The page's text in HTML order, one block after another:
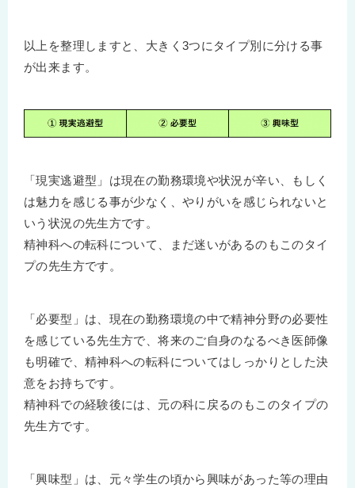
以上を整理しますと、大きく3つにタイプ別に分ける事
が出来ます。
「現実逃避型」は現在の勤務環境や状況が辛い、もしく
は魅力を感じる事が少なく、やりがいを感じられないと
いう状況の先生方です。
精神科への転科について、まだ迷いがあるのもこのタイ
プの先生方です。
「必要型」は、現在の勤務環境の中で精神分野の必要性
を感じている先生方で、将来のご自身のなるべき医師像
も明確で、精神科への転科についてはしっかりとした決
意をお持ちです。
精神科での経験後には、元の科に戻るのもこのタイプの
先生方です。
「興味型」は、元々学生の頃から興味があった等の理由